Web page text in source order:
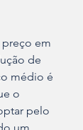
em
de
médio é
o
pelo